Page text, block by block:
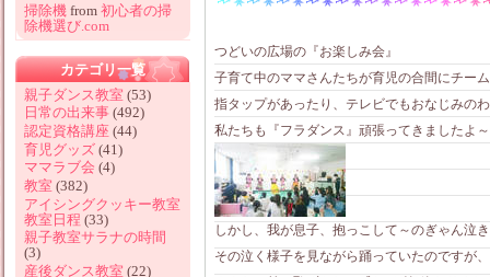
つどいの広場の『お楽しみ会』
子育て中のママさんたちが育児の合間にチー
指タップがあったり、テレビでもおなじみの
私たちも『フラダンス』頑張ってきましたよ
しかし、我が息子、抱っこして～のぎゃん泣
その泣く様子を見ながら踊っていたのですが
掃除機 from 初心者の掃
除機選び.com
カテゴリ一覧
親子ダンス教室 (53)
日常の出来事 (492)
認定資格講座 (44)
育児グッズ (41)
ママラブ会 (4)
教室 (382)
アイシングクッキー教室
教室日程 (33)
親子教室サラナの時間
(3)
産後ダンス教室 (22)